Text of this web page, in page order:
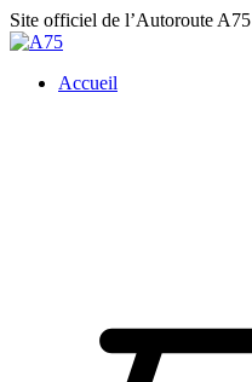
Site officiel de l’Autoroute A75
Accueil